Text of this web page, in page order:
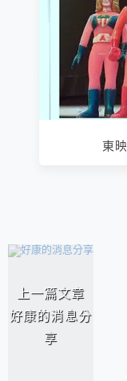
東
相連文章
上一篇文章
好康的消息分
享